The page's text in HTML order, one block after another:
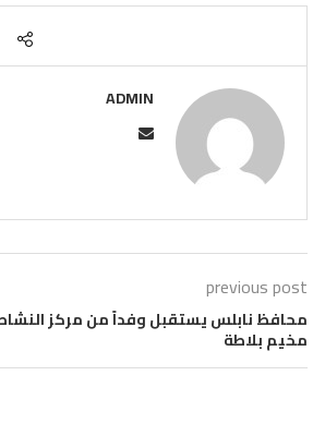
ADMIN
previous post
محافظ نابلس يستقبل وفداً من مركز
مخيم بلاطة